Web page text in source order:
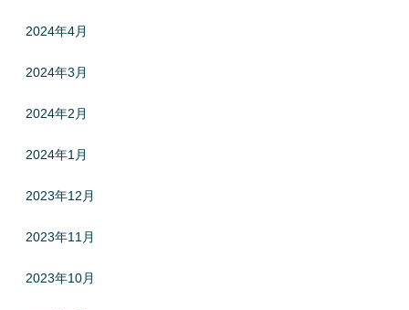
2024年4月
2024年3月
2024年2月
2024年1月
2023年12月
2023年11月
2023年10月